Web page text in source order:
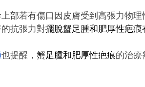
部若有傷口因皮膚受到高張力物
抗張力對擺脫蟹足腫和肥厚性疤痕
也提醒， 蟹足腫和肥厚性疤痕的治療